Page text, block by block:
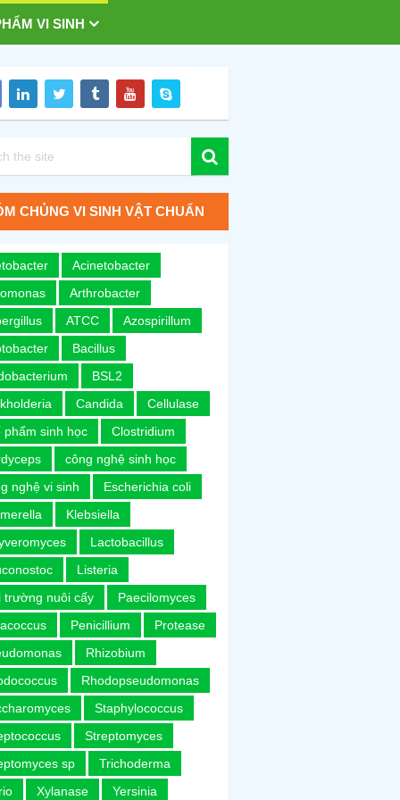
VI SINH
CHỦNG VI SINH VẬT CHUẨN
Acinetobacter
Arthrobacter
ATCC
Azospirillum
Bacillus
BSL2
Candida
Cellulase
phẩm sinh học
Clostridium
công nghệ sinh học
nghệ vi sinh
Escherichia coli
Klebsiella
Lactobacillus
Listeria
trường nuôi cấy
Paecilomyces
Penicillium
Protease
Rhizobium
Rhodopseudomonas
Staphylococcus
Streptomyces
sp
Trichoderma
Xylanase
Yersinia